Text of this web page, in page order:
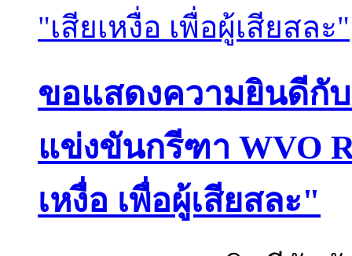
ขอแสดงความยินดีกับ
แข่งขันกรีฑา WVO
เหงื่อ เพื่อผู้เสียสละ"